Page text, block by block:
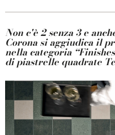
Non c'è 2 senza 3 e
Corona si aggiudica il
nella categoria
di piastrelle quadrate